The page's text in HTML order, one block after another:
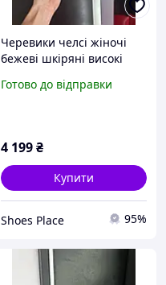
Черевики челсі жіночі
бежеві шкіряні високі
осінь
Готово до відправки
4 199₴
Купити
Shoes Place 95%